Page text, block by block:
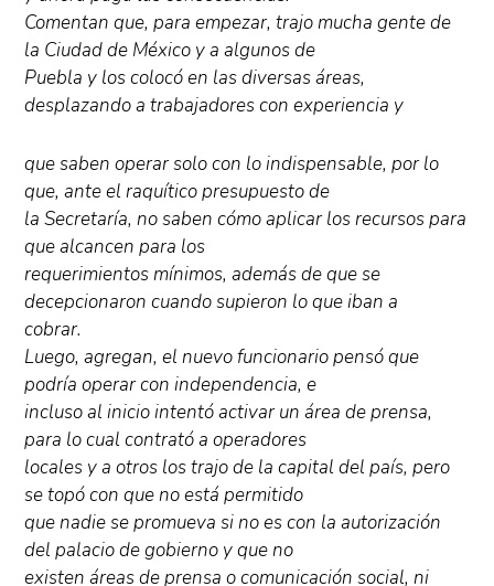
Comentan que, para empezar, trajo mucha gente de
la Ciudad de México y a algunos de
Puebla y los colocó en las diversas áreas,
desplazando a trabajadores con experiencia y
que saben operar solo con lo indispensable, por lo
que, ante el raquítico presupuesto de
la Secretaría, no saben cómo aplicar los recursos para
que alcancen para los
requerimientos mínimos, además de que se
decepcionaron cuando supieron lo que iban a
cobrar.
Luego, agregan, el nuevo funcionario pensó que
podría operar con independencia, e
incluso al inicio intentó activar un área de prensa,
para lo cual contrató a operadores
locales y a otros los trajo de la capital del país, pero
se topó con que no está permitido
que nadie se promueva si no es con la autorización
del palacio de gobierno y que no
existen áreas de prensa o comunicación social, ni